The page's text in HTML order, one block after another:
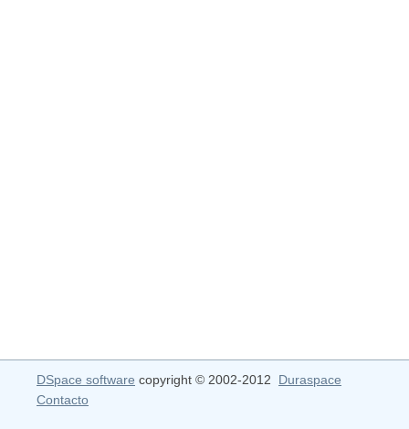
DSpace software copyright © 2002-2012 Duraspace
Contacto